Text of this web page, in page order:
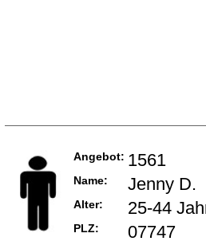
Angebot: 1561
Name: Jenny D.
Alter: 25-44
PLZ: 07747